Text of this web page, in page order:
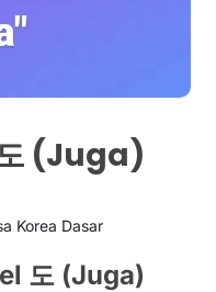
(Juga)
Korea Dasar
도 (Juga)